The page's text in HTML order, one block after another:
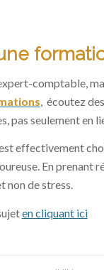
comptable,
, écoutez
pas seulement en
effectivement
En prenant
non de stress.
en cliquant ici